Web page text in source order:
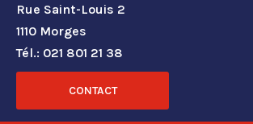
Rue Saint-Louis 2
1110 Morges
Tél.: 021 801 21 38
CONTACT